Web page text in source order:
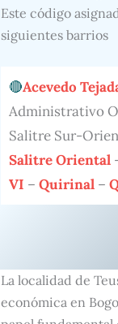
Este código
siguientes barrios
Acevedo
Administrativo
Salitre Sur-
Salitre Oriental
VI – Quirinal –
La localidad de
económica en